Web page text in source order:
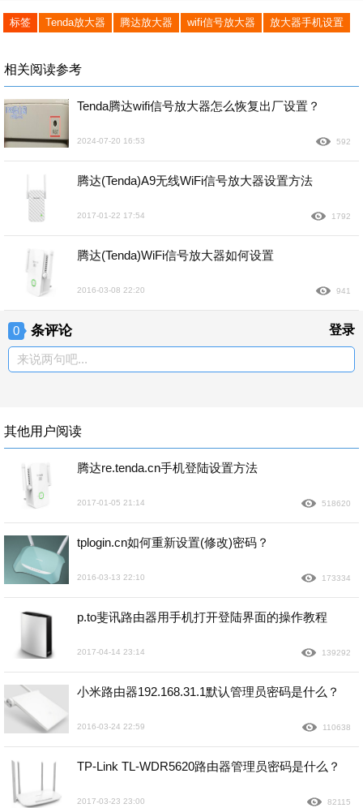
标签 Tenda放大器 腾达放大器 wifi信号放大器 放大器手机设置
相关阅读参考
Tenda腾达wifi信号放大器怎么恢复出厂设置？
2024-07-20 16:53 592
腾达(Tenda)A9无线WiFi信号放大器设置方法
2017-01-22 17:54 1792
腾达(Tenda)WiFi信号放大器如何设置
2016-03-08 22:20 941
0 条评论 登录
来说两句吧...
其他用户阅读
腾达re.tenda.cn手机登陆设置方法
2017-01-05 21:14 518620
tplogin.cn如何重新设置(修改)密码？
2016-03-13 22:10 173334
p.to斐讯路由器用手机打开登陆界面的操作教程
2017-04-14 23:14 139292
小米路由器192.168.31.1默认管理员密码是什么？
2016-03-24 22:59 110638
TP-Link TL-WDR5620路由器管理员密码是什么？
2017-03-23 23:00 82115